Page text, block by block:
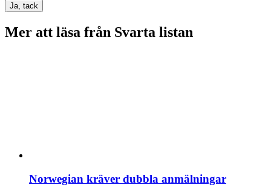
Ja, tack
Mer att läsa från Svarta listan
Norwegian kräver dubbla anmälningar